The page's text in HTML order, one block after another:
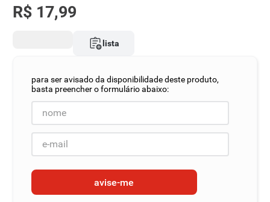
R$ 17,99
lista
avise-me
6º biscoito
chocolate
10º macarrão